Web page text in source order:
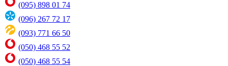
(095) 898 01 74
(096) 267 72 17
(093) 771 66 50
(050) 468 55 52
(050) 468 55 54